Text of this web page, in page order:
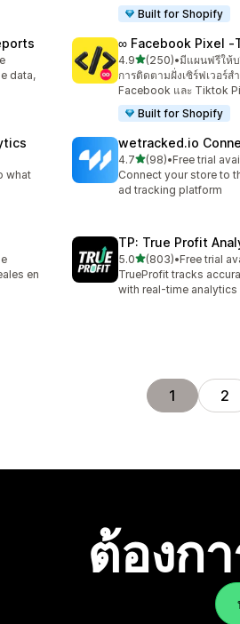
Built for Shopify
data,
∞ Facebook Pixel
4.9เต็ม 5 ดาว
(250)
ทั้งหมด 250 รีวิว
•มีแผนฟรีให้บ
การติดตามฝั่งเซิร์ฟเวอร์ส
Facebook และ Tiktok
Built for Shopify
what
wetracked.io
4.7เต็ม 5 ดาว
(98)
ทั้งหมด 98 รีวิว
•Free trial
Connect your store to
ad tracking platform
en
TP: True Profit
5.0เต็ม 5 ดาว
(803)
ทั้งหมด 803 รีวิว
•Free trial
TrueProfit tracks
with real-time analytics
1 2
ต้องก